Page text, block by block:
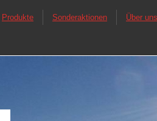
Produkte Sonderaktionen
Über uns